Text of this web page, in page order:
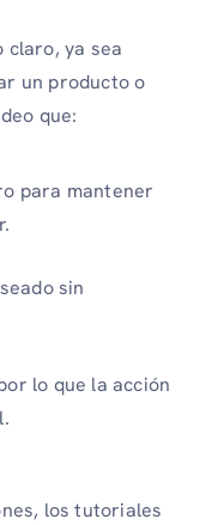
claro, ya sea
un producto o
que:
para mantener
sin
lo que la acción
los tutoriales